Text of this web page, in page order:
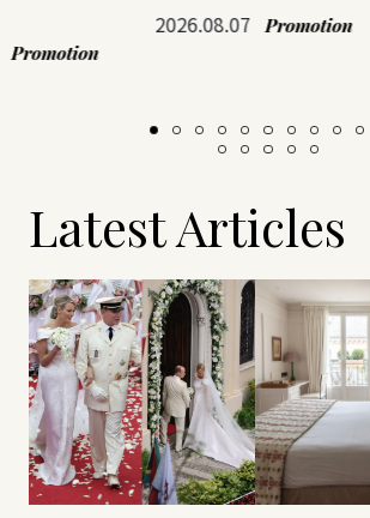
Promotion
2026.08.07 Promotion
Latest Articles